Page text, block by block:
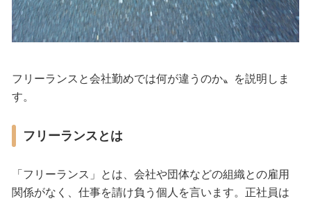
フリーランスと会社勤めでは何が違うのか〟を説明しま
す。
フリーランスとは
「フリーランス」とは、会社や団体などの組織との雇用
関係がなく、仕事を請け負う個人を言います。正社員は